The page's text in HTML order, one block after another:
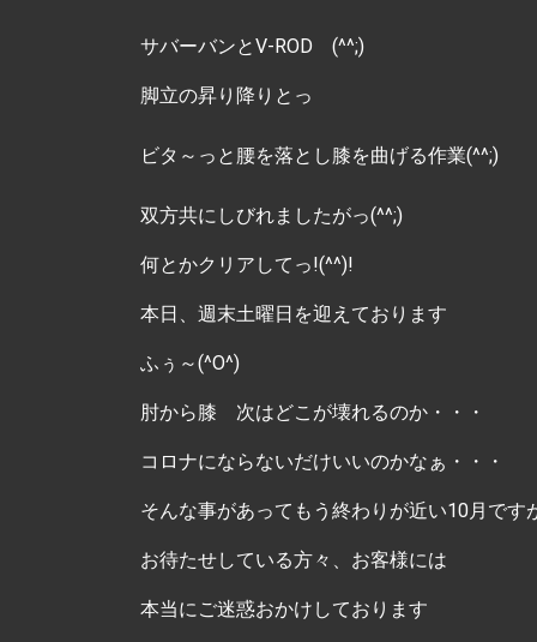
サバーバンとV-ROD (^^;)
脚立の昇り降りとっ
ビタ～っと腰を落とし膝を曲げる作業(^^;)
双方共にしびれましたがっ(^^;)
何とかクリアしてっ!(^^)!
本日、週末土曜日を迎えております
ふぅ～(^O^)
肘から膝 次はどこが壊れるのか・・・
コロナにならないだけいいのかなぁ・・・
そんな事があってもう終わりが近い10月です
お待たせしている方々、お客様には
本当にご迷惑おかけしております